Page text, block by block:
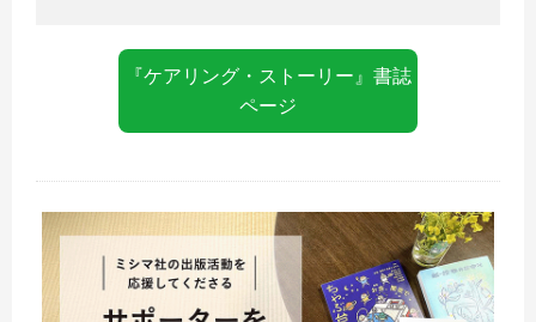
『ケアリング・ストーリー』書誌
ページ